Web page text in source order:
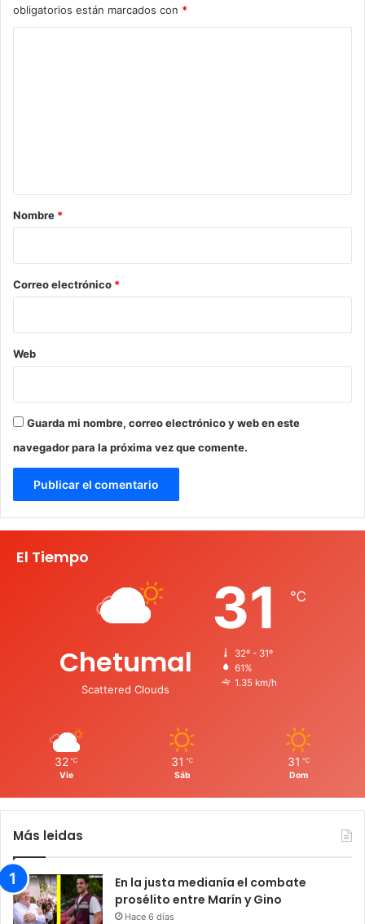
obligatorios están marcados con *
r
*
Nombre *
Correo electrónico *
Web
Guarda mi nombre, correo electrónico y web en este
navegador para la próxima vez que comente.
El Tiempo
Chetumal
Scattered Clouds
31 ℃
32º - 31º
61%
1.35 km/h
32 ℃
Vie
31 ℃
Sáb
31 ℃
Dom
Más leidas
En la justa medianía el combate
prosélito entre Marín y Gino
Hace 6 días